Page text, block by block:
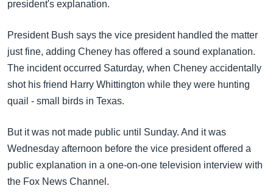
ပင်မ
ရန်
ရှာဖွေ
နေရာ
သုတပဒေသာ အင်္ဂလိပ်စာ
Learning English
ဗွီအိုအေ လူမှုကွန်ယက်များ
ဘာသာစကားများ
president's explanation.
President Bush says the vice president handled the matter
just fine, adding Cheney has offered a sound explanation.
The incident occurred Saturday, when Cheney accidentally
shot his friend Harry Whittington while they were hunting
quail - small birds in Texas.
But it was not made public until Sunday. And it was
Wednesday afternoon before the vice president offered a
public explanation in a one-on-one television interview with
the Fox News Channel.